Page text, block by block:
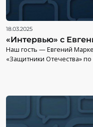
18.03.2025
«Интервью» с
Наш гость — Евгений
«Защитники Отечества»